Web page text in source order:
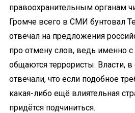
правоохранительным органам
Громче всего в СМИ бунтовал
отвечал на предложения
про отмену слов, ведь именно
общаются террористы. Власти,
отвечали, что если подобное
какая-либо ещё влиятельная
придётся подчиниться.